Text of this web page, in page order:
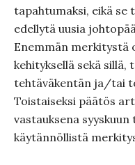
tapahtumaksi, eikä se
edellytä uusia
Enemmän merkitystä
kehityksellä sekä sillä,
tehtäväkentän ja/tai
Toistaiseksi päätös
vastauksena
käytännöllistä